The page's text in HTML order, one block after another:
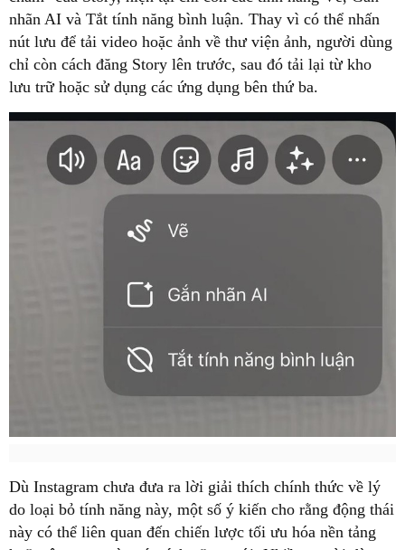
nhãn AI và Tắt tính năng bình luận. Thay vì có thể nhấn
nút lưu để tải video hoặc ảnh về thư viện ảnh, người dùng
chỉ còn cách đăng Story lên trước, sau đó tải lại từ kho
lưu trữ hoặc sử dụng các ứng dụng bên thứ ba.
Dù Instagram chưa đưa ra lời giải thích chính thức về lý
do loại bỏ tính năng này, một số ý kiến cho rằng động thái
này có thể liên quan đến chiến lược tối ưu hóa nền tảng